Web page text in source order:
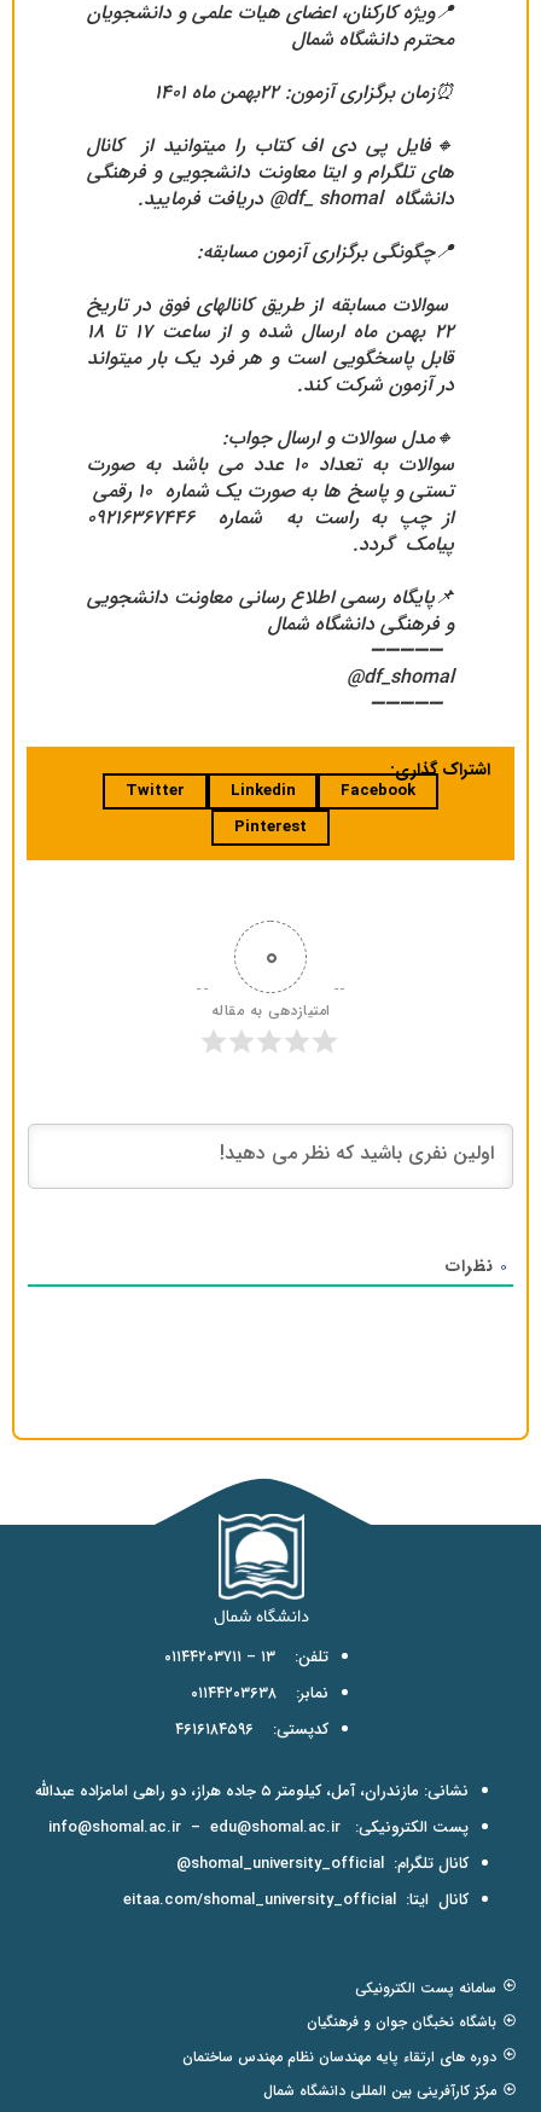
📍ویژه کارکنان، اعضای هیات علمی و دانشجویان
محترم دانشگاه شمال
⏰زمان برگزاری آزمون: ۲۲بهمن ماه ۱۴۰۱
🔸️فایل پی دی اف کتاب را میتوانید از کانال
های تلگرام و ایتا معاونت دانشجویی و فرهنگی
دانشگاه df_ shomal@ دریافت فرمایید.
📍چگونگی برگزاری آزمون مسابقه:
سوالات مسابقه از طریق کانالهای فوق در تاریخ
۲۲ بهمن ماه ارسال شده و از ساعت ۱۷ تا ۱۸
قابل پاسخگویی است و هر فرد یک بار میتواند
در آزمون شرکت کند.
🔸️مدل سوالات و ارسال جواب:
سوالات به تعداد ۱۰ عدد می باشد به صورت
تستی و پاسخ ها به صورت یک شماره ۱۰ رقمی
از چپ به راست به شماره ۰۹۲۱۶۳۶۷۴۴۶
پیامک گردد.
📌پایگاه رسمی اطلاع رسانی معاونت دانشجویی
و فرهنگی دانشگاه شمال
➖➖➖➖➖
df_shomal@
➖➖➖➖➖
اشتراک گذاری:
Facebook
Linkedin
Twitter
Pinterest
0
امتیازدهی به مقاله
0 نظرات
تلفن: ۱۳ – ۰۱۱۴۴۲۰۳۷۱۱
نمابر: ۰۱۱۴۴۲۰۳۶۳۸
کدپستی: ۴۶۱۶۱۸۴۵۹۶
نشانی: مازندران، آمل، کیلومتر ۵ جاده هراز، دو راهی امامزاده عبدالله
پست الکترونیکی:
info@shomal.ac.ir – edu@shomal.ac.ir
کانال تلگرام: shomal_university_official@
کانال ایتا: eitaa.com/shomal_university_official
سامانه پست الکترونیکی
باشگاه نخبگان جوان و فرهنگیان
دوره های ارتقاء پایه مهندسان نظام مهندس ساختمان
مرکز کارآفرینی بین المللی دانشگاه شمال